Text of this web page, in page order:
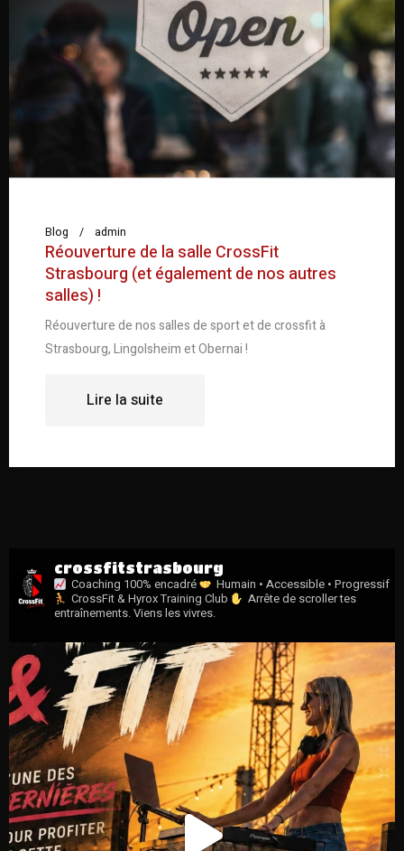
Blog admin
Réouverture de la salle CrossFit
Strasbourg (et également de nos autres
salles) !
Réouverture de nos salles de sport et de crossfit à
Strasbourg, Lingolsheim et Obernai !
Lire la suite
crossfitstrasbourg
Coaching 100% encadré
Humain • Accessible • Progressif
CrossFit & Hyrox Training Club
Arrête de scroller tes
entraînements.Viens les vivres.